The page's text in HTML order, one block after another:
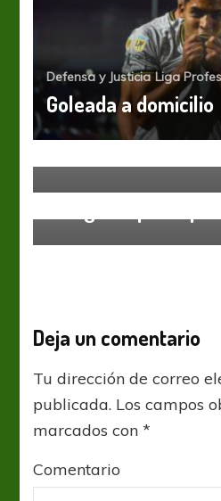
Defensa y Justicia Liga
Goleada a domicilio
Lanús Liga Profesional
Deja un comentario
Tu dirección de correo
publicada. Los campos
marcados con*
Comentario